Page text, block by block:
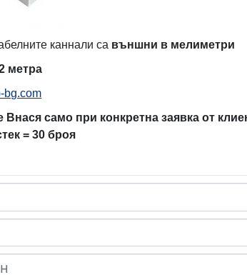
каннали са външни в мелиметри
метра
bg.com
Внася само при конкретна заявка от
= 30 броя